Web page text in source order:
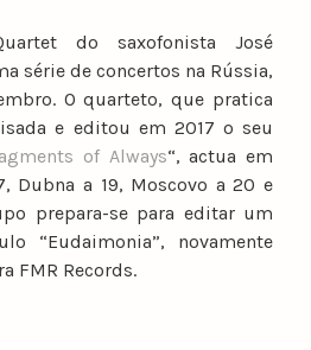
n
o
do saxofonista José
série de concertos na Rússia,
O quarteto, que pratica
e editou em 2017 o seu
of Always“, actua em
Dubna a 19, Moscovo a 20 e
prepara-se para editar um
“Eudaimonia”, novamente
FMR Records.